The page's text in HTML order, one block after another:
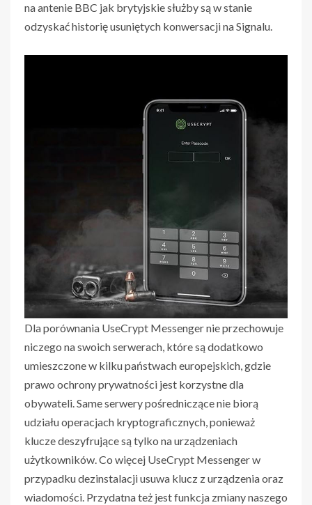
na antenie BBC jak brytyjskie służby są w stanie
odzyskać historię usuniętych konwersacji na Signalu.
Dla porównania UseCrypt Messenger nie przechowuje
niczego na swoich serwerach, które są dodatkowo
umieszczone w kilku państwach europejskich, gdzie
prawo ochrony prywatności jest korzystne dla
obywateli. Same serwery pośredniczące nie biorą
udziału operacjach kryptograficznych, ponieważ
klucze deszyfrujące są tylko na urządzeniach
użytkowników. Co więcej UseCrypt Messenger w
przypadku dezinstalacji usuwa klucz z urządzenia oraz
wiadomości. Przydatna też jest funkcja zmiany naszego